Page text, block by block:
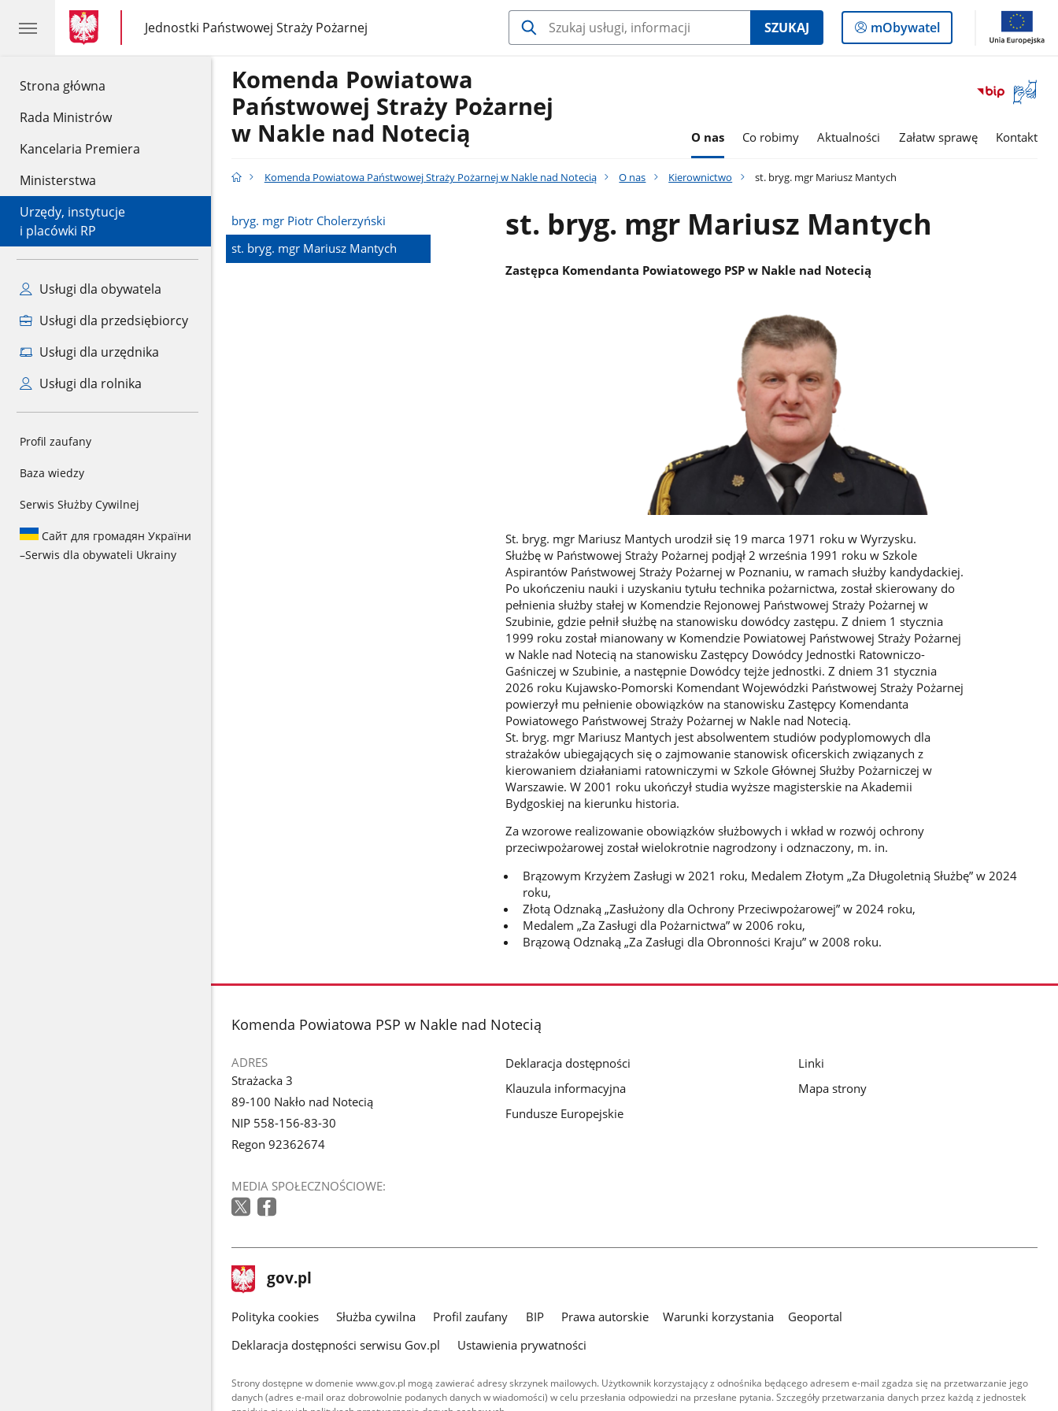
Strona główna
Rada Ministrów
Kancelaria Premiera
Ministerstwa
Urzędy, instytucje
i placówki RP
Usługi dla obywatela
Usługi dla przedsiębiorcy
Usługi dla urzędnika
Usługi dla rolnika
Profil zaufany
Baza wiedzy
Serwis Służby Cywilnej
Сайт для громадян України
–Serwis dla obywateli Ukrainy
gov.pl
gov.pl
Jednostki Państwowej Straży Pożarnej
gov.pl
Jednostki
Państwowej
SZUKAJ
Logowanie
do
mObywatel
Otwórz
okno
Komenda Powiatowa
Państwowej Straży Pożarnej
w Nakle nad Notecią
O nas Co robimy Aktualności Załatw sprawę Kontakt
Komenda Powiatowa Państwowej Straży Pożarnej w Nakle nad Notecią O nas Kierownictwo st. bryg. mgr Mariusz Mantych
bryg. mgr Piotr Cholerzyński
st. bryg. mgr Mariusz Mantych
st. bryg. mgr Mariusz Mantych
Zastępca Komendanta Powiatowego PSP w Nakle nad Notecią
St. bryg. mgr Mariusz Mantych urodził się 19 marca 1971 roku w Wyrzysku.
Służbę w Państwowej Straży Pożarnej podjął 2 września 1991 roku w Szkole
Aspirantów Państwowej Straży Pożarnej w Poznaniu, w ramach służby kandydackiej.
Po ukończeniu nauki i uzyskaniu tytułu technika pożarnictwa, został skierowany do
pełnienia służby stałej w Komendzie Rejonowej Państwowej Straży Pożarnej w
Szubinie, gdzie pełnił służbę na stanowisku dowódcy zastępu. Z dniem 1 stycznia
1999 roku został mianowany w Komendzie Powiatowej Państwowej Straży Pożarnej
w Nakle nad Notecią na stanowisku Zastępcy Dowódcy Jednostki Ratowniczo-
Gaśniczej w Szubinie, a następnie Dowódcy tejże jednostki. Z dniem 31 stycznia
2026 roku Kujawsko-Pomorski Komendant Wojewódzki Państwowej Straży Pożarnej
powierzył mu pełnienie obowiązków na stanowisku Zastępcy Komendanta
Powiatowego Państwowej Straży Pożarnej w Nakle nad Notecią.
St. bryg. mgr Mariusz Mantych jest absolwentem studiów podyplomowych dla
strażaków ubiegających się o zajmowanie stanowisk oficerskich związanych z
kierowaniem działaniami ratowniczymi w Szkole Głównej Służby Pożarniczej w
Warszawie. W 2001 roku ukończył studia wyższe magisterskie na Akademii
Bydgoskiej na kierunku historia.
Za wzorowe realizowanie obowiązków służbowych i wkład w rozwój ochrony
przeciwpożarowej został wielokrotnie nagrodzony i odznaczony, m. in.
Brązowym Krzyżem Zasługi w 2021 roku, Medalem Złotym „Za Długoletnią Służbę” w 2024
roku,
Złotą Odznaką „Zasłużony dla Ochrony Przeciwpożarowej” w 2024 roku,
Medalem „Za Zasługi dla Pożarnictwa” w 2006 roku,
Brązową Odznaką „Za Zasługi dla Obronności Kraju” w 2008 roku.
stopka
Komenda Powiatowa PSP w Nakle nad Notecią
ADRES
Strażacka 3
89-100 Nakło nad Notecią
NIP 558-156-83-30
Regon 92362674
MEDIA SPOŁECZNOŚCIOWE:
Deklaracja dostępności
Klauzula informacyjna
Fundusze Europejskie
Linki
Mapa strony
stopka
gov.pl Strona
gov.pl
gov.pl
Polityka cookies Służba cywilna Profil zaufany BIP Prawa autorskie Warunki korzystania
Geoportal
Deklaracja dostępności serwisu Gov.pl
Ustawienia prywatności
Strony dostępne w domenie www.gov.pl mogą zawierać adresy skrzynek mailowych. Użytkownik korzystający z odnośnika będącego adresem e-mail zgadza się na przetwarzanie jego
danych (adres e-mail oraz dobrowolnie podanych danych w wiadomości) w celu przesłania odpowiedzi na przesłane pytania. Szczegóły przetwarzania danych przez każdą z jednostek